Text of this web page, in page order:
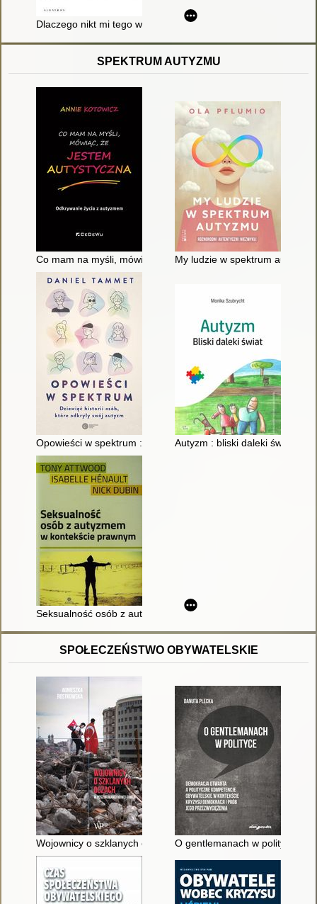
Dlaczego nikt mi tego wcześniej nie powiedział?
SPEKTRUM AUTYZMU
Co mam na myśli, mówiąc, że jestem autystyczna :
My ludzie w spektrum
Opowieści w spektrum : dziewięć historii osób, które odkryły
Autyzm : bliski daleki świat
Seksualność osób z autyzmem w kontekście prawnym
SPOŁECZEŃSTWO OBYWATELSKIE
Wojownicy o szklanych oczach : w poszukiwaniu Nowej Turcji
O gentlemanach w polityce :